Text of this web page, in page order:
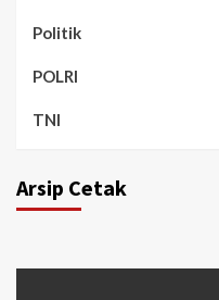
Politik
POLRI
TNI
Arsip Cetak